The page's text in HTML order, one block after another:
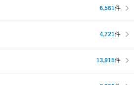
6,561件
4,721件
13,915件